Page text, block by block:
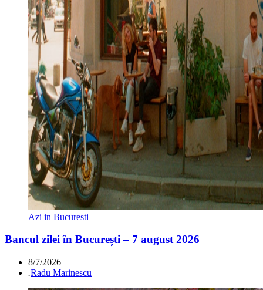
Azi in Bucuresti
Bancul zilei în București – 7 august 2026
8/7/2026
.Radu Marinescu